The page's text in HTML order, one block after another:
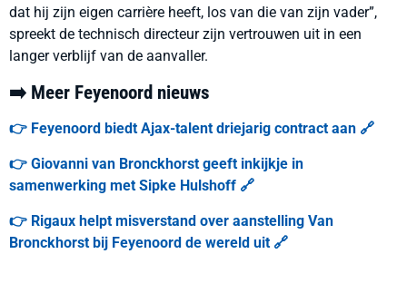
dat hij zijn eigen carrière heeft, los van die van zijn vader”,
spreekt de technisch directeur zijn vertrouwen uit in een
langer verblijf van de aanvaller.
➡️ Meer Feyenoord nieuws
👉 Feyenoord biedt Ajax-talent driejarig contract aan 🔗
👉 Giovanni van Bronckhorst geeft inkijkje in
samenwerking met Sipke Hulshoff 🔗
👉 Rigaux helpt misverstand over aanstelling Van
Bronckhorst bij Feyenoord de wereld uit 🔗